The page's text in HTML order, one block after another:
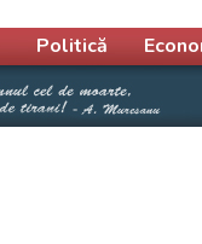
Politică